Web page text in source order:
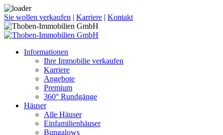
Sie wollen verkaufen | Karriere | Kontakt
Informationen
Ihre Immobilie verkaufen
Karriere
Angebote
Premium
360° Rundgänge
Häuser
Alle Häuser
Einfamilienhäuser
Bungalows